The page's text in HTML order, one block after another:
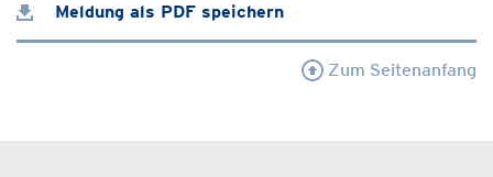
Meldung als PDF speichern
Zum Seitenanfang